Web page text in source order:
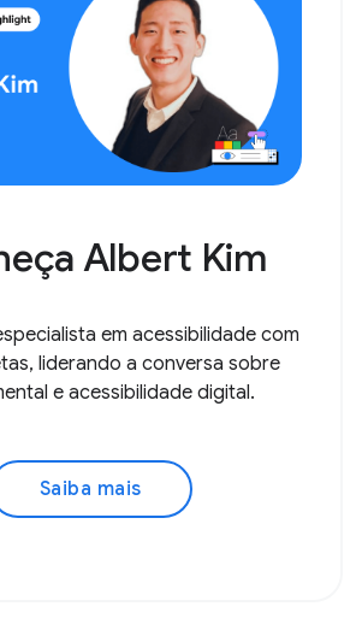
Albert Kim
em acessibilidade com
liderando a conversa sobre
e acessibilidade digital.
Saiba mais